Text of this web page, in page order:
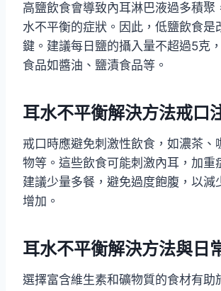
高鹽飲食會導致內耳淋巴液過多積聚
水不平衡的症狀。因此，低鹽飲食是
鍵。建議每日鹽的攝入量不超過5克
食品如醬油、鹽漬食品等。
耳水不平衡解決方法戒口
戒口時應避免刺激性飲食，如濃茶、
物等。這些飲食可能刺激內耳，加重
建議少量多餐，避免過度飽腹，以減
增加。
耳水不平衡解決方法與日
選擇富含維生素和礦物質的食材有助